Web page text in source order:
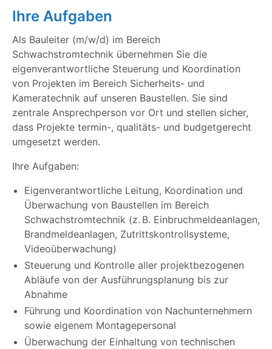
Ihre Aufgaben
Als Bauleiter (m/w/d) im Bereich
Schwachstromtechnik übernehmen Sie die
eigenverantwortliche Steuerung und Koordination
von Projekten im Bereich Sicherheits- und
Kameratechnik auf unseren Baustellen. Sie sind
zentrale Ansprechperson vor Ort und stellen sicher,
dass Projekte termin-, qualitäts- und budgetgerecht
umgesetzt werden.
Ihre Aufgaben:
Eigenverantwortliche Leitung, Koordination und
Überwachung von Baustellen im Bereich
Schwachstromtechnik (z. B. Einbruchmeldeanlagen,
Brandmeldeanlagen, Zutrittskontrollsysteme,
Videoüberwachung)
Steuerung und Kontrolle aller projektbezogenen
Abläufe von der Ausführungsplanung bis zur
Abnahme
Führung und Koordination von Nachunternehmern
sowie eigenem Montagepersonal
Überwachung der Einhaltung von technischen